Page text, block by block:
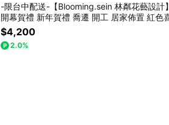
-限台中配送-【Blooming.sein 林粼花藝設計】
開幕賀禮 新年賀禮 喬遷 開工 居家佈置 紅色喜
氣
$4,200
2.0%